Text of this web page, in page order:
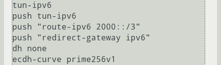
tun-ipv6
push tun-ipv6
push "route-ipv6 2000::/3"
push "redirect-gateway ipv6"
dh none
ecdh-curve prime256v1